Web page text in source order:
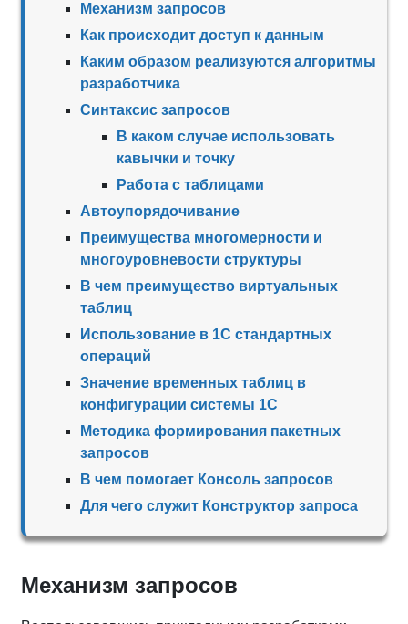
Механизм запросов
Как происходит доступ к данным
Каким образом реализуются алгоритмы
разработчика
Cинтаксис запросов
В каком случае использовать
кавычки и точку
Работа с таблицами
Автоупорядочивание
Преимущества многомерности и
многоуровневости структуры
В чем преимущество виртуальных
таблиц
Использование в 1С стандартных
операций
Значение временных таблиц в
конфигурации системы 1С
Методика формирования пакетных
запросов
В чем помогает Консоль запросов
Для чего служит Конструктор запроса
Механизм запросов